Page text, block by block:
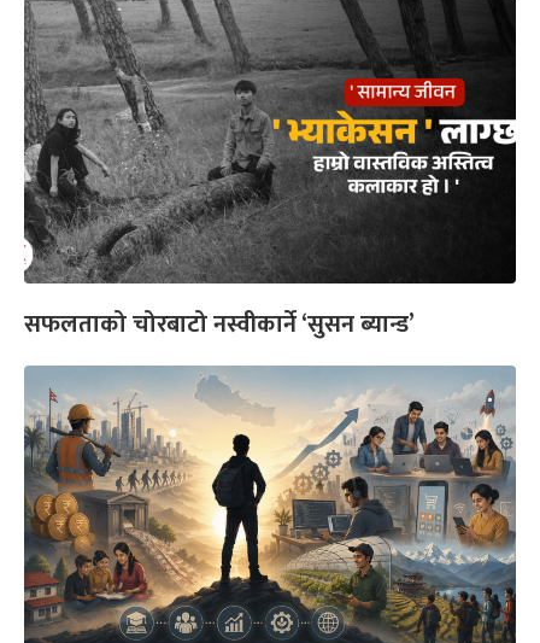
सफलताको चोरबाटो नस्वीकार्ने ‘सुसन ब्यान्ड’